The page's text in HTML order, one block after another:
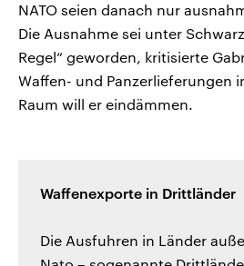
NATO seien danach nur
Die Ausnahme sei unter
Regel“ geworden, kritisierte
Waffen- und Panzerlieferungen
Raum will er eindämmen.
Waffenexporte in Drittländer
Die Ausfuhren in Länder